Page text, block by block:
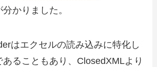
かりました。
はエクセルの読み込みに特化し
ることもあり、ClosedXMLより